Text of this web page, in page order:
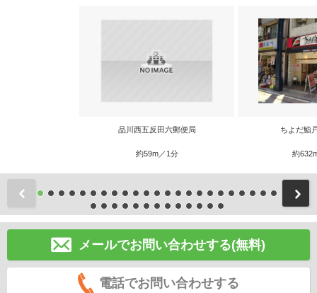
品川西五反田六郵便局
約59m／1分
ちよだ鮨
約
前
メールでお問い合わせする(無料)
電話でお問い合わせする